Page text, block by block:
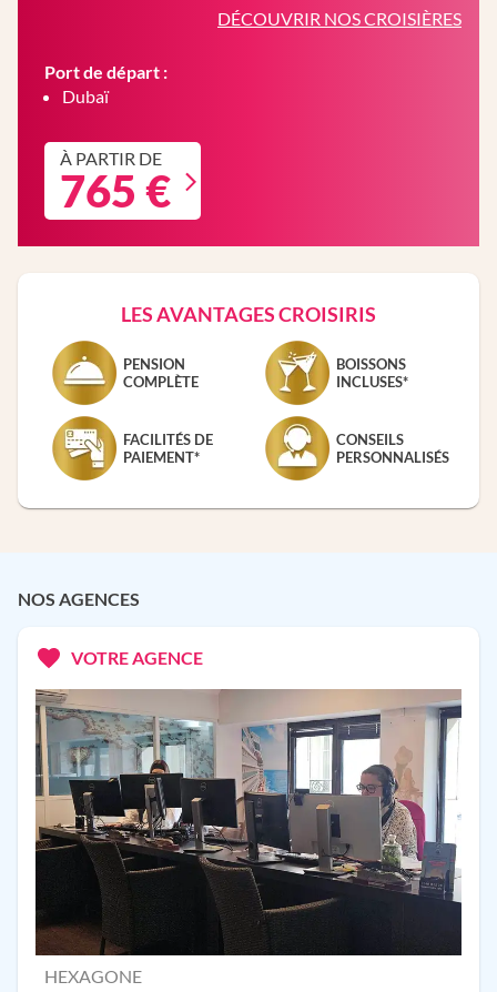
DÉCOUVRIR NOS CROISIÈRES
Port de départ :
Dubaï
À PARTIR DE
765 €
LES AVANTAGES CROISIRIS
PENSION
COMPLÈTE
BOISSONS
INCLUSES*
FACILITÉS DE
PAIEMENT*
CONSEILS
PERSONNALISÉS
NOS AGENCES
VOTRE AGENCE
HEXAGONE